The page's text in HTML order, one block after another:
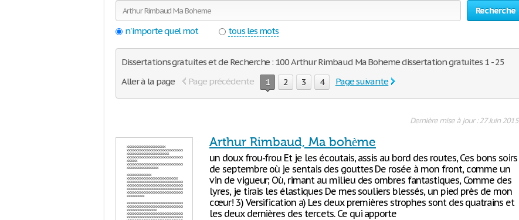
Recherche
n'importe quel mot
tous les mots
Dissertations gratuites et de Recherche : 100 Arthur Rimbaud Ma Boheme dissertation gratuites 1 - 25
Aller à la page
Page précédente 1 2 3 4 Page suivante
Dernière mise à jour : 27 Juin 2015
Arthur Rimbaud, Ma bohème
un doux frou-frou Et je les écoutais, assis au bord des routes, Ces bons soirs
de septembre où je sentais des gouttes De rosée à mon front, comme un
vin de vigueur; Où, rimant au milieu des ombres fantastiques, Comme des
lyres, je tirais les élastiques De mes souliers blessés, un pied près de mon
cœur! 3) Versification a) Les deux premières strophes sont des quatrains et
les deux dernières des tercets. Ce qui apporte